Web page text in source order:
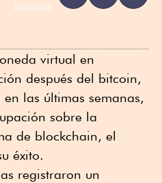
ReadSpeaker
virtual en
después del bitcoin,
las últimas semanas,
sobre la
de blockchain, el
éxito.
registraron un